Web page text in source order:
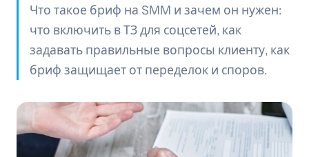
Что такое бриф на SMM и зачем он нужен:
что включить в ТЗ для соцсетей, как
задавать правильные вопросы клиенту, как
бриф защищает от переделок и споров.